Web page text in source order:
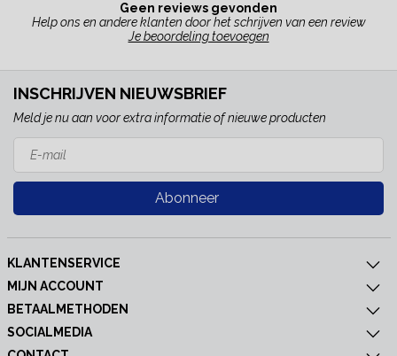
Geen reviews gevonden
Help ons en andere klanten door het schrijven van een review
Je beoordeling toevoegen
INSCHRIJVEN NIEUWSBRIEF
Meld je nu aan voor extra informatie of nieuwe producten
Abonneer
KLANTENSERVICE
MIJN ACCOUNT
BETAALMETHODEN
SOCIALMEDIA